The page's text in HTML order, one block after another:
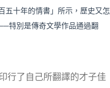
五十年的情書」所示，歷史又怎
特別是傳奇文學作品通過翻
行了自己所翻譯的才子佳